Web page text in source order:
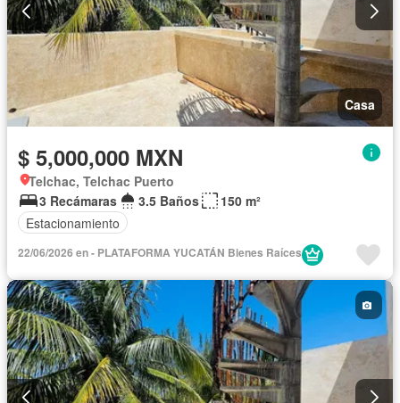
Casa
$ 5,000,000 MXN
Telchac, Telchac Puerto
3 Recámaras
3.5 Baños
150 m²
Estacionamiento
22/06/2026 en - PLATAFORMA YUCATÁN Bienes Raíces